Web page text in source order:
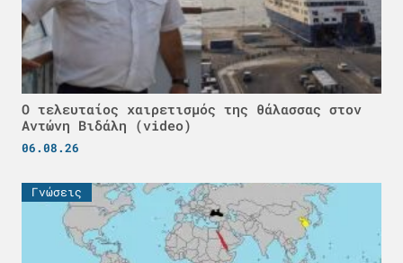
Ο τελευταίος χαιρετισμός της θάλασσας στον
Αντώνη Βιδάλη (video)
06.08.26
Γνώσεις